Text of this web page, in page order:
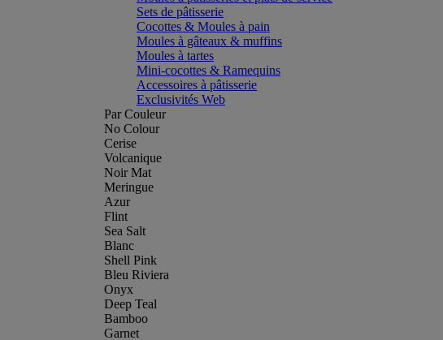
Sets de pâtisserie
Cocottes & Moules à pain
Moules à gâteaux & muffins
Moules à tartes
Mini-cocottes & Ramequins
Accessoires à pâtisserie
Exclusivités Web
Par Couleur
No Colour
Cerise
Volcanique
Noir Mat
Meringue
Azur
Flint
Sea Salt
Blanc
Shell Pink
Bleu Riviera
Onyx
Deep Teal
Bamboo
Garnet